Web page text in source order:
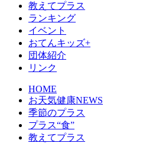
教えてプラス
ランキング
イベント
おてんキッズ+
団体紹介
リンク
HOME
お天気健康NEWS
季節のプラス
プラス“食”
教えてプラス